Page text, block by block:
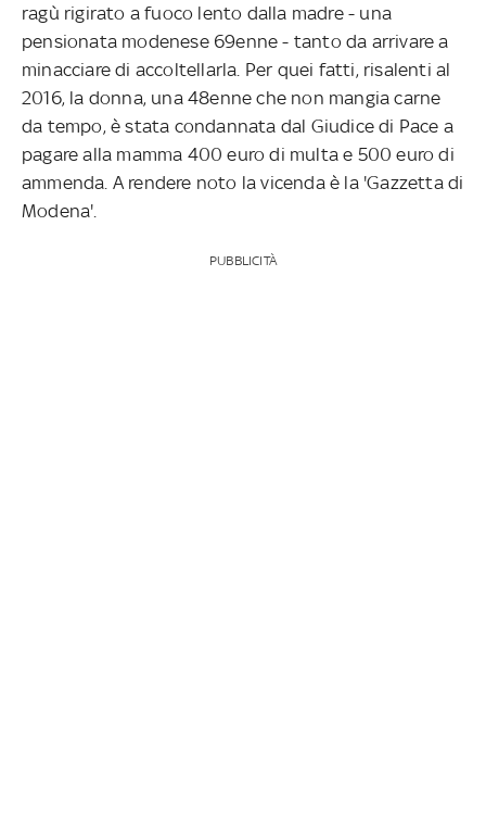
ragù rigirato a fuoco lento dalla madre - una
pensionata modenese 69enne - tanto da arrivare a
minacciare di accoltellarla. Per quei fatti, risalenti al
2016, la donna, una 48enne che non mangia carne
da tempo, è stata condannata dal Giudice di Pace a
pagare alla mamma 400 euro di multa e 500 euro di
ammenda. A rendere noto la vicenda è la 'Gazzetta di
Modena'.
PUBBLICITÀ